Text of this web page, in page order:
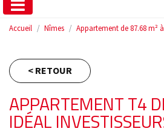
Accueil Nîmes Appartement de 87.68 m²
< RETOUR
APPARTEMENT T4
IDÉAL